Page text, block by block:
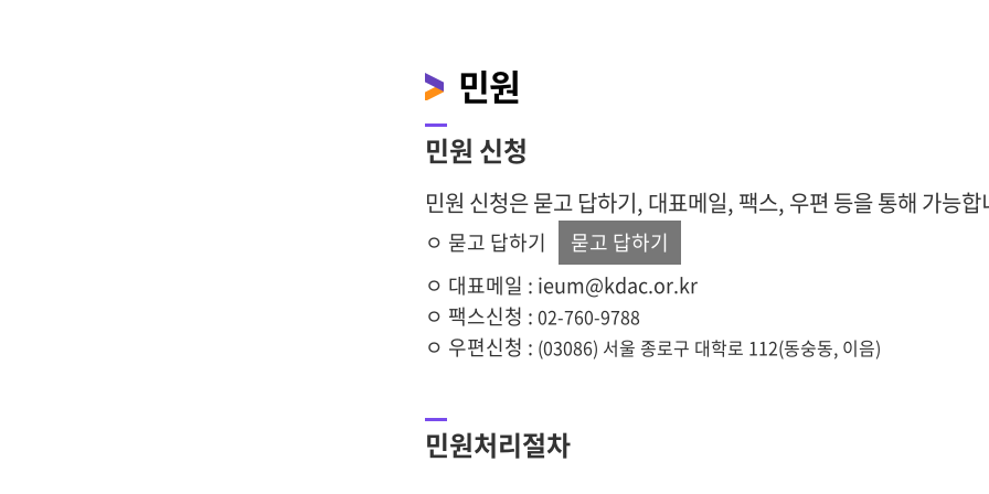
민원
민원 신청
민원 신청은 묻고 답하기, 대표메일, 팩스, 우편 등을 통해 가능합
ㅇ 묻고 답하기
묻고 답하기
ㅇ 대표메일 : ieum@kdac.or.kr
ㅇ 팩스신청 : 02-760-9788
ㅇ 우편신청 : (03086) 서울 종로구 대학로 112(동숭동, 이음)
민원처리절차